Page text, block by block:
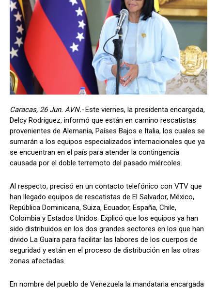
Caracas, 26 Jun. AVN.-Este viernes, la presidenta encargada,
Delcy Rodríguez, informó que están en camino rescatistas
provenientes de Alemania, Países Bajos e Italia, los cuales se
sumarán a los equipos especializados internacionales que ya
se encuentran en el país para atender la contingencia
causada por el doble terremoto del pasado miércoles.
Al respecto, precisó en un contacto telefónico con VTV que
han llegado equipos de rescatistas de El Salvador, México,
República Dominicana, Suiza, Ecuador, España, Chile,
Colombia y Estados Unidos. Explicó que los equipos ya han
sido distribuidos en los dos grandes sectores en los que han
divido La Guaira para facilitar las labores de los cuerpos de
seguridad y están en el proceso de distribución en las otras
zonas afectadas.
En nombre del pueblo de Venezuela la mandataria encargada